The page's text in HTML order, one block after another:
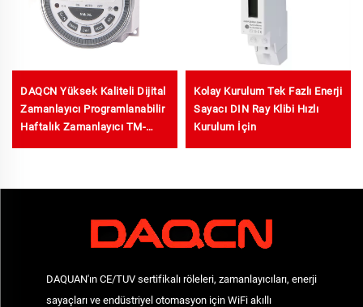
DAQCN Yüksek Kaliteli Dijital
Zamanlayıcı Programlanabilir
Haftalık Zamanlayıcı TM-
Kolay Kurulum Tek Fazlı Enerji
Sayacı DIN Ray Klibi Hızlı
Kurulum İçin
DAQUAN'ın CE/TUV sertifikalı röleleri, zamanlayıcıları, enerji
sayaçları ve endüstriyel otomasyon için WiFi akıllı